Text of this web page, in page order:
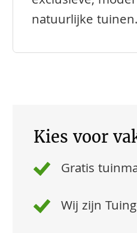
natuurlijke tuinen.
Kies voor
Gratis
Wij zijn